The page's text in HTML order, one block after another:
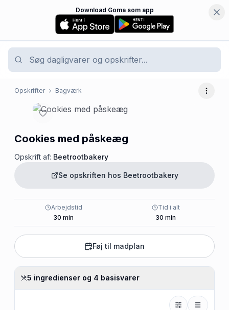
Download Goma som app
Opskrifter Bagværk Flere
Cookies med påskeæg
Opskrift af: Beetrootbakery
Se opskriften hos Beetrootbakery
Arbejdstid
30 min
Tid i alt
30 min
Føj til madplan
5 ingredienser og 4 basisvarer